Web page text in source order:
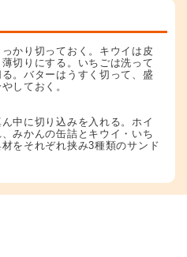
かり切っておく。キウイは皮
切りにする。いちごは洗って
。バターはうすく切って、盛
しておく。
中に切り込みを入れる。ホイ
みかんの缶詰とキウイ・いち
をそれぞれ挟み3種類のサンド